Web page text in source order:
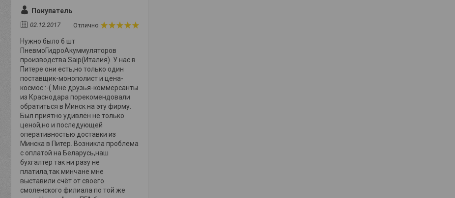
Покупатель
02.12.2017 Отлично
Нужно было 6 шт
ПневмоГидроАкуммуляторов
производства Saip(Италия). У нас в
Питере они есть,но только один
поставщик-монополист и цена-
космос :-( Мне друзья-коммерсанты
из Краснодара порекомендовали
обратиться в Минск на эту фирму.
Был приятно удивлён не только
ценой,но и последующей
оперативностью доставки из
Минска в Питер. Возникла проблема
с оплатой на Беларусь,наш
бухгалтер так ни разу не
платила,так минчане мне
выставили счёт от своего
смоленского филиала по той же